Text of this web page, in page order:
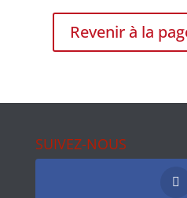
Revenir à la
SUIVEZ-NOUS